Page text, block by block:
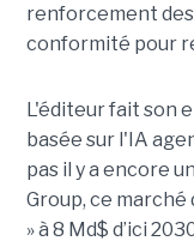
renforcement des
conformité pour
L'éditeur fait son
basée sur l'IA
pas il y a encore
Group, ce marché
» à 8 Md$ d’ici